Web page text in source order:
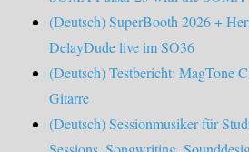
(Deutsch) SuperBooth 2026 +
DelayDude live im SO36
(Deutsch) Testbericht: MagTone
Gitarre
(Deutsch) Sessionmusiker für